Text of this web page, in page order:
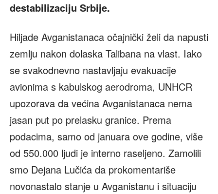
destabilizaciju Srbije.
Hiljade Avganistanaca očajnički želi da napusti
zemlju nakon dolaska Talibana na vlast. Iako
se svakodnevno nastavljaju evakuacije
avionima s kabulskog aerodroma, UNHCR
upozorava da većina Avganistanaca nema
jasan put po prelasku granice. Prema
podacima, samo od januara ove godine, više
od 550.000 ljudi je interno raseljeno. Zamolili
smo Dejana Lučića da prokomentariše
novonastalo stanje u Avganistanu i situaciju